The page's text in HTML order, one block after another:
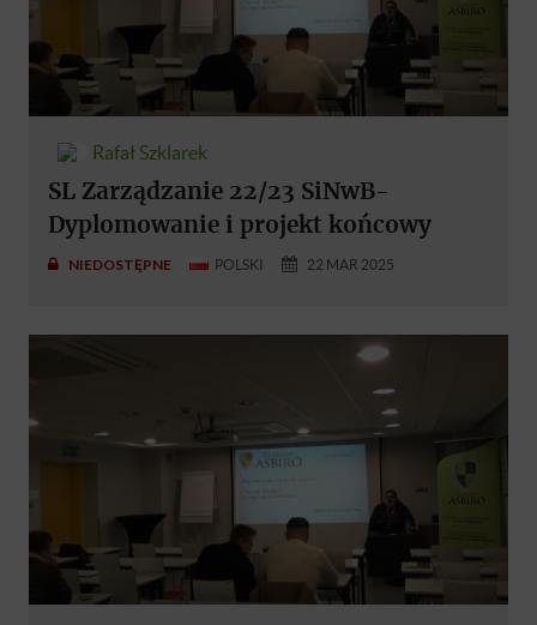
Rafał Szklarek
SL Zarządzanie 22/23 SiNwB-
Dyplomowanie i projekt końcowy
NIEDOSTĘPNE POLSKI 22 MAR 2025